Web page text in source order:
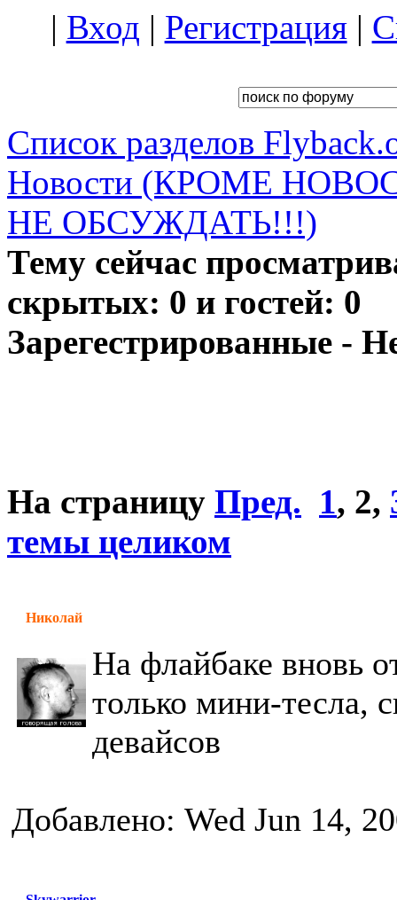
| Вход | Регистрация|
Список разделов
Новости (КРОМЕ
НЕ ОБСУЖДАТЬ!!!)
Тему сейчас
скрытых: 0 и гостей: 0
Зарегестрированные -
На страницу Пред. 1, 2,
темы целиком
Николай
На флайбаке вновь
только мини-тесла,
девайсов
Добавлено: Wed Jun 14,